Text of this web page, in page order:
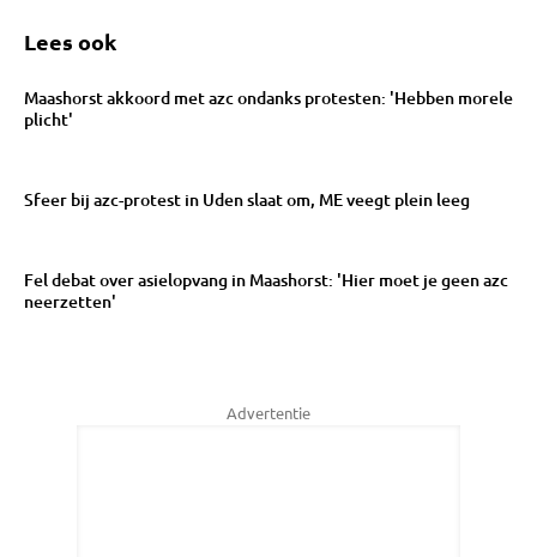
Lees ook
Maashorst akkoord met azc ondanks protesten: 'Hebben morele
plicht'
Sfeer bij azc-protest in Uden slaat om, ME veegt plein leeg
Fel debat over asielopvang in Maashorst: 'Hier moet je geen azc
neerzetten'
Advertentie